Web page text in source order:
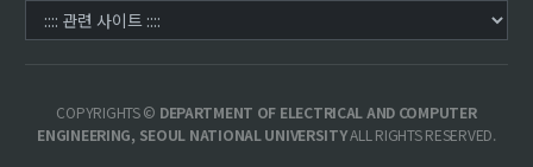
회고록
학부장 감사 인사
COPYRIGHTS © DEPARTMENT OF ELECTRICAL AND COMPUTER
ENGINEERING, SEOUL NATIONAL UNIVERSITYALL RIGHTS RESERVED.